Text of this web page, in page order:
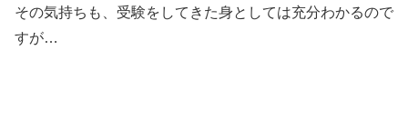
その気持ちも、受験をしてきた身としては充分わかるので
すが…